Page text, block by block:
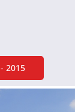
2015